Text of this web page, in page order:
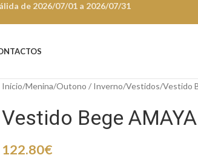
de 2026/07/01 a 2026/07/31
Início Menina Outono / Inverno Vestidos Vestido
Vestido Bege AMAYA
122.80€